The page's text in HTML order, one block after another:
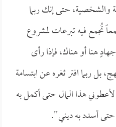
والشخصية، حتى إنك ربما
تُجمع فيه تبرعات لمشروع
هنا أو هناك، فإذا رأى
بل ربما افتر ثغره عن ابتسامة
هذا المال حتى أكمل به
حتى أسدد به ديني".